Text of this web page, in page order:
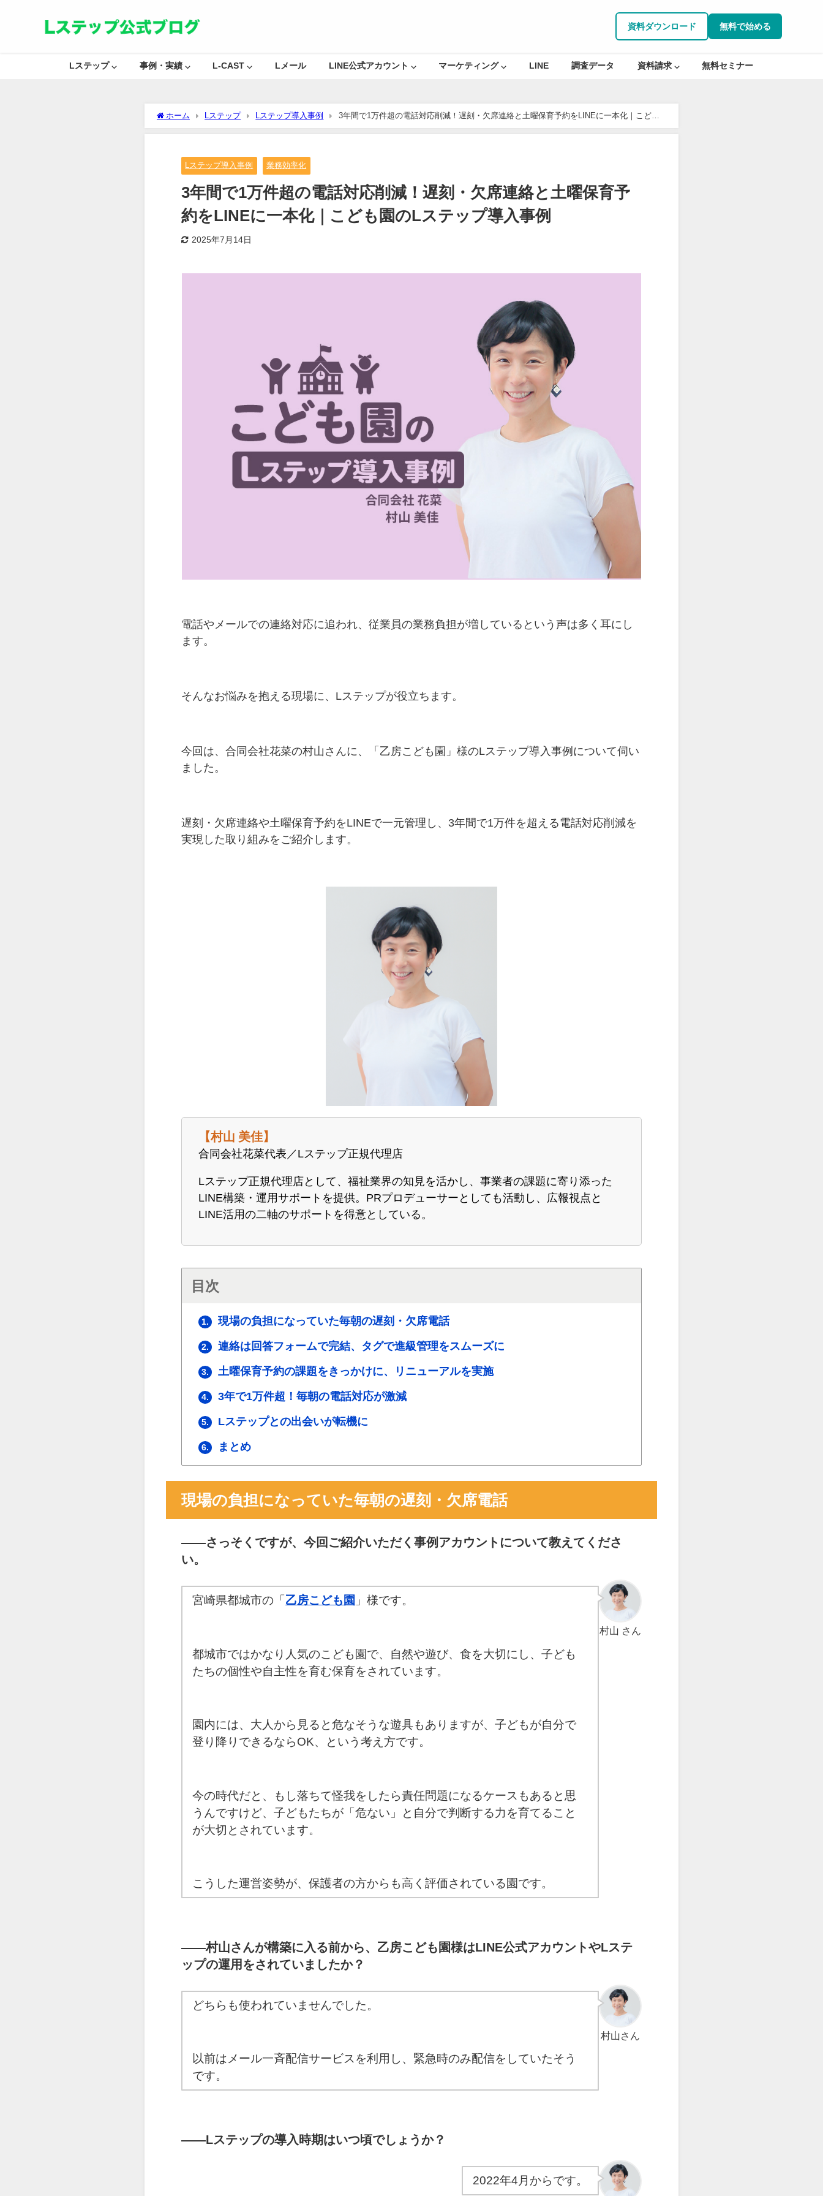
資料ダウンロード 無料で始める
Lステップ ⌵ 事例・実績 ⌵ L-CAST ⌵ Lメール LINE公式アカウント ⌵ マーケティング ⌵ LINE 調査データ 資料請求 ⌵ 無料セミナー
ホーム Lステップ Lステップ導入事例
3年間で1万件超の電話対応削減！遅刻・欠席連絡と土曜保育予約をLINEに一本化｜こども
園のLステップ導入事例
Lステップ導入事例 業務効率化
3年間で1万件超の電話対応削減！遅刻・欠席連絡と土曜保育予
約をLINEに一本化｜こども園のLステップ導入事例
2025年7月14日
電話やメールでの連絡対応に追われ、従業員の業務負担が増しているという声は多く耳にし
ます。
そんなお悩みを抱える現場に、Lステップが役立ちます。
今回は、合同会社花菜の村山さんに、「乙房こども園」様のLステップ導入事例について伺い
ました。
遅刻・欠席連絡や土曜保育予約をLINEで一元管理し、3年間で1万件を超える電話対応削減を
実現した取り組みをご紹介します。
【村山 美佳】
合同会社花菜代表／Lステップ正規代理店
Lステップ正規代理店として、福祉業界の知見を活かし、事業者の課題に寄り添った
LINE構築・運用サポートを提供。PRプロデューサーとしても活動し、広報視点と
LINE活用の二軸のサポートを得意としている。
目次
1. 現場の負担になっていた毎朝の遅刻・欠席電話
2. 連絡は回答フォームで完結、タグで進級管理をスムーズに
3. 土曜保育予約の課題をきっかけに、リニューアルを実施
4. 3年で1万件超！毎朝の電話対応が激減
5. Lステップとの出会いが転機に
6. まとめ
現場の負担になっていた毎朝の遅刻・欠席電話
――さっそくですが、今回ご紹介いただく事例アカウントについて教えてくださ
い。
村山 さん
宮崎県都城市の「 乙房こども園 」様です。
都城市ではかなり人気のこども園で、自然や遊び、食を大切にし、子ども
たちの個性や自主性を育む保育をされています。
園内には、大人から見ると危なそうな遊具もありますが、子どもが自分で
登り降りできるならOK、という考え方です。
今の時代だと、もし落ちて怪我をしたら責任問題になるケースもあると思
うんですけど、子どもたちが「危ない」と自分で判断する力を育てること
が大切とされています。
こうした運営姿勢が、保護者の方からも高く評価されている園です。
――村山さんが構築に入る前から、乙房こども園様はLINE公式アカウントやLステ
ップの運用をされていましたか？
村山さん
どちらも使われていませんでした。
以前はメール一斉配信サービスを利用し、緊急時のみ配信をしていたそう
です。
――Lステップの導入時期はいつ頃でしょうか？
2022年4月からです。